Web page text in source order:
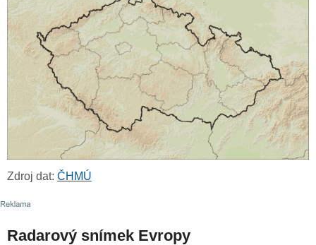
Zdroj dat: ČHMÚ
Radarový snímek Evropy